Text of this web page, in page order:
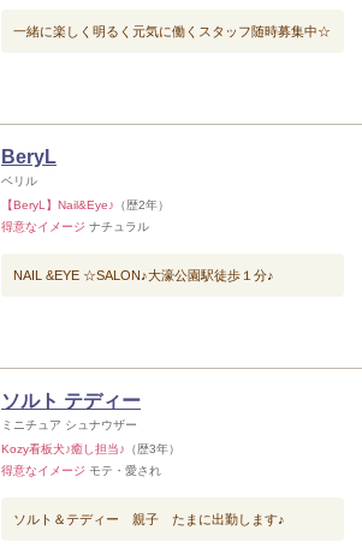
一緒に楽しく明るく元気に働くスタッフ随時募集中☆
BeryL
ベリル
【BeryL】Nail&Eye♪ （歴2年）
得意なイメージ ナチュラル
NAIL &EYE ☆SALON♪大濠公園駅徒歩１分♪
ソルト テディー
ミニチュア シュナウザー
Kozy看板犬♪癒し担当♪ （歴3年）
得意なイメージ モテ・愛され
ソルト＆テディー 親子 たまに出勤します♪